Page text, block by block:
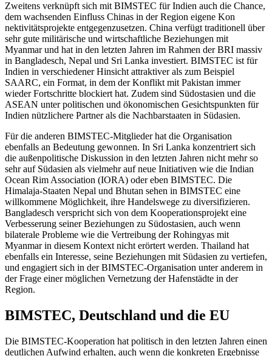
Zweitens verknüpft sich mit BIMSTEC für Indien auch die Chance,
dem wachsenden Einfluss Chinas in der Region eigene Kon­
nektivitätsprojekte entgegenzusetzen. China verfügt traditionell über
sehr gute militärische und wirtschaftliche Beziehungen mit
Myanmar und hat in den letzten Jahren im Rahmen der BRI massiv
in Bangladesch, Nepal und Sri Lanka investiert. BIMSTEC ist für
Indien in verschiedener Hinsicht attrak­tiver als zum Beispiel
SAARC, ein Format, in dem der Konflikt mit Pakistan immer
wieder Fortschritte blockiert hat. Zudem sind Südostasien und die
ASEAN unter poli­tischen und ökonomischen Gesichtspunkten für
Indien nützlichere Partner als die Nachbarstaaten in Südasien.
Für die anderen BIMSTEC-Mitglieder hat die Organisation
ebenfalls an Bedeutung gewonnen. In Sri Lanka konzentriert sich
die außenpolitische Diskussion in den letz­ten Jahren nicht mehr so
sehr auf Südasien als vielmehr auf neue Initiativen wie die Indian
Ocean Rim Association (IORA) oder eben BIMSTEC. Die
Himalaja-Staaten Nepal und Bhutan sehen in BIMSTEC eine
willkom­mene Möglichkeit, ihre Handelswege zu diversifizieren.
Bangladesch verspricht sich von dem Kooperationsprojekt eine
Verbesse­rung seiner Beziehungen zu Südostasien, auch wenn
bilaterale Probleme wie die Ver­treibung der Rohingyas mit
Myanmarin die­sem Kontext nicht erörtert werden. Thailand hat
ebenfalls ein Interesse, seine Beziehun­gen mit Südasien zu vertiefen,
und engagiertsich in der BIMSTEC-Organisation unter anderem in
der Frage einer möglichen Ver­netzung der Hafenstädte in der
Region.
BIMSTEC, Deutschland und die EU
Die BIMSTEC-Kooperation hat poli­tisch in den letzten Jahren einen
deutlichen Auf­wind erhalten, auch wenn die konkreten Ergebnisse